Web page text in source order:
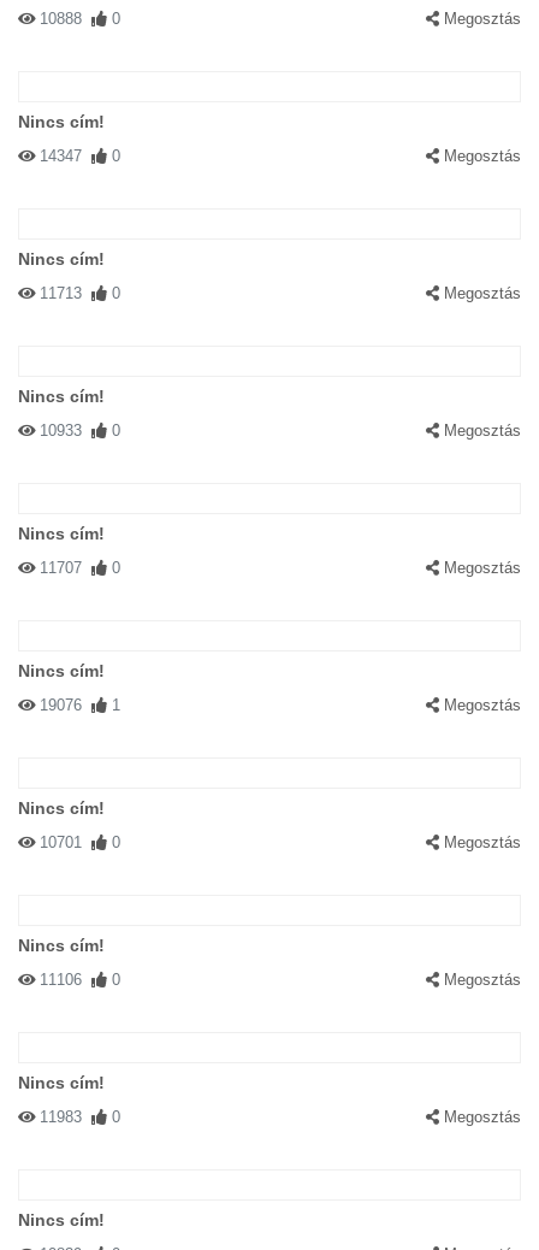
10888 0 Megosztás
Nincs cím!
14347 0 Megosztás
Nincs cím!
11713 0 Megosztás
Nincs cím!
10933 0 Megosztás
Nincs cím!
11707 0 Megosztás
Nincs cím!
19076 1 Megosztás
Nincs cím!
10701 0 Megosztás
Nincs cím!
11106 0 Megosztás
Nincs cím!
11983 0 Megosztás
Nincs cím!